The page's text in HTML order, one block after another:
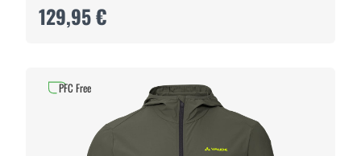
129,95 €
PFC Free